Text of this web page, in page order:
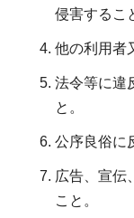
侵害するこ
他の利用者
法令等に違
と。
公序良俗に
広告、宣伝
こと。